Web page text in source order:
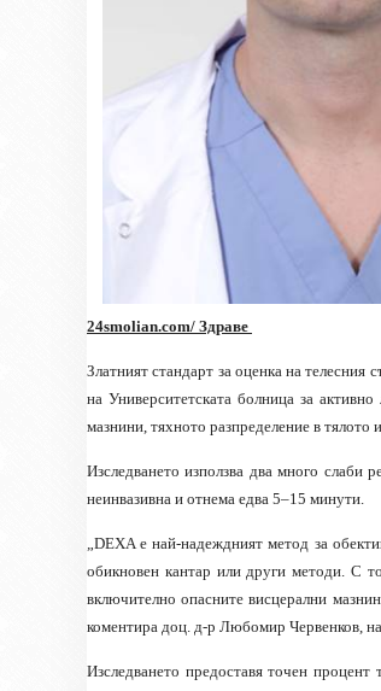
24smolian.com/ Здраве
Златният стандарт за оценка на телесния
на Университетската болница за активно
мазнини, тяхното разпределение в тялото
Изследването използва два много слаби
неинвазивна и отнема едва 5–15 минути.
„DEXA е най-надеждният метод за
обикновен кантар или други методи. С
включително опасните висцерални
коментира доц. д-р Любомир Червенков,
Изследването предоставя точен